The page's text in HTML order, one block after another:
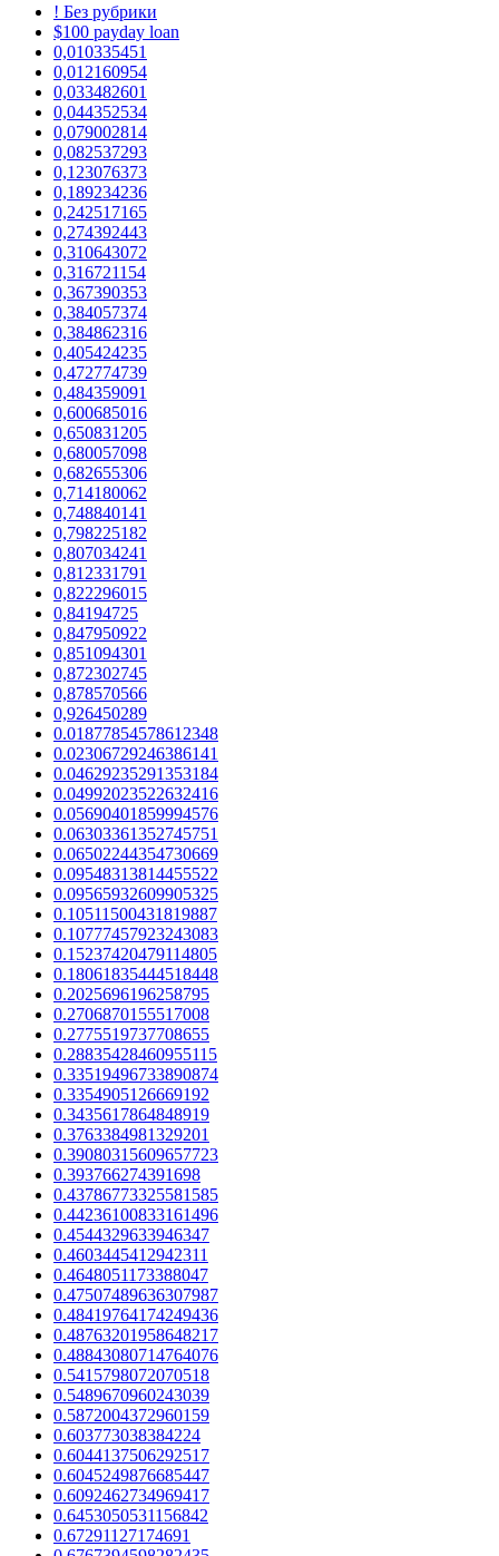
! Без рубрики
$100 payday loan
0,010335451
0,012160954
0,033482601
0,044352534
0,079002814
0,082537293
0,123076373
0,189234236
0,242517165
0,274392443
0,310643072
0,316721154
0,367390353
0,384057374
0,384862316
0,405424235
0,472774739
0,484359091
0,600685016
0,650831205
0,680057098
0,682655306
0,714180062
0,748840141
0,798225182
0,807034241
0,812331791
0,822296015
0,84194725
0,847950922
0,851094301
0,872302745
0,878570566
0,926450289
0.01877854578612348
0.02306729246386141
0.04629235291353184
0.04992023522632416
0.05690401859994576
0.06303361352745751
0.06502244354730669
0.09548313814455522
0.09565932609905325
0.10511500431819887
0.10777457923243083
0.15237420479114805
0.18061835444518448
0.2025696196258795
0.2706870155517008
0.2775519737708655
0.28835428460955115
0.33519496733890874
0.3354905126669192
0.3435617864848919
0.3763384981329201
0.39080315609657723
0.393766274391698
0.43786773325581585
0.44236100833161496
0.4544329633946347
0.4603445412942311
0.4648051173388047
0.47507489636307987
0.48419764174249436
0.48763201958648217
0.48843080714764076
0.5415798072070518
0.5489670960243039
0.5872004372960159
0.603773038384224
0.6044137506292517
0.6045249876685447
0.6092462734969417
0.6453050531156842
0.67291127174691